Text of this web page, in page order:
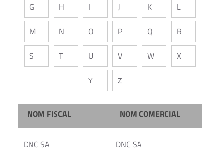
G H I J K L
M N O P Q R
S T U V W X
Y Z
NOM FISCAL NOM COMERCIAL
DNC SA
DNC SA